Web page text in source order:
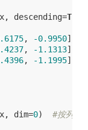
descending=True
, -0.9950],
, -1.1313],
, -1.1995]])
dim=0) #按列从